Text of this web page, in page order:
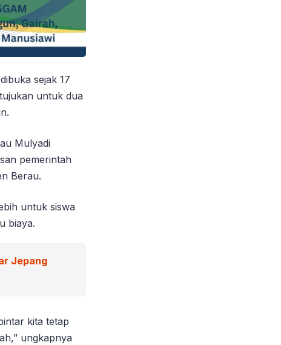
sejak 17
untuk dua
Mulyadi
pemerintah
Berau.
untuk siswa
biaya.
Jepang
kita tetap
ungkapnya